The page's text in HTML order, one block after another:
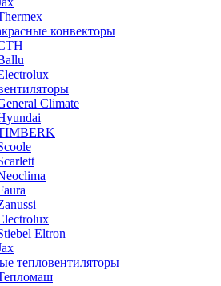
конвекторы
Climate
Eltron
тепловентиляторы